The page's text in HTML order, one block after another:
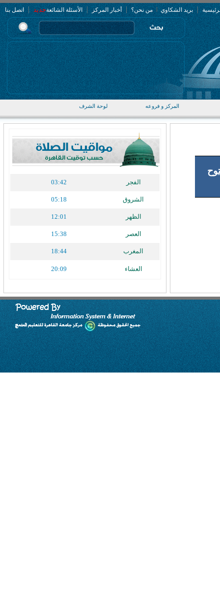
المركز و فروعه لوحة الشرف
| بريد الشكاوي من نحن؟ | أخبار المركز | الأسئلة الشائعةجديد | اتصل بنا
الفجر 03:42
الشروق 05:18
الظهر 12:01
العصر 15:38
المغرب 18:44
العشاء 20:09